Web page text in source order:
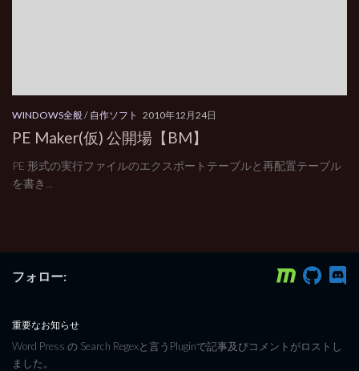
WINDOWS全般/ 自作ソフト 2010年12月24日
PE Maker(仮) 公開場【BM】
PE 形式の実行ファイルのエクスポートテーブルと再配置テーブル
を書き...
フォロー:
重要なお知らせ
Word Press の Search Regexと言うPluginで記事及びコメントがロストし
ました。